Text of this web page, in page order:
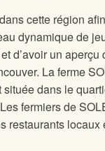
cette région
dynamique de
d’avoir un aperçu
La ferme
située dans le
fermiers de
restaurants locaux